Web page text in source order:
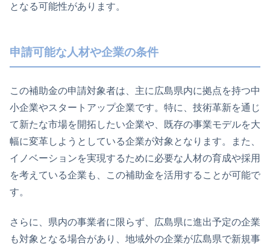
となる可能性があります。
申請可能な人材や企業の条件
この補助金の申請対象者は、主に広島県内に拠点を持つ中
小企業やスタートアップ企業です。特に、技術革新を通じ
て新たな市場を開拓したい企業や、既存の事業モデルを大
幅に変革しようとしている企業が対象となります。また、
イノベーションを実現するために必要な人材の育成や採用
を考えている企業も、この補助金を活用することが可能で
す。
さらに、県内の事業者に限らず、広島県に進出予定の企業
も対象となる場合があり、地域外の企業が広島県で新規事